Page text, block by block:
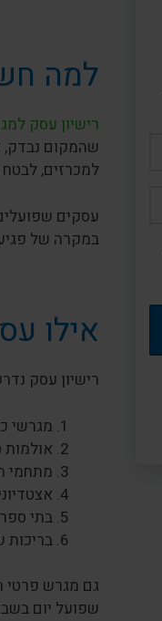
למה
רישיון עסק
שהמקום נבדק,
למכרזים, לבטח
עסקים
במקרה של
אילו
רישיון עסק
מגרשי
אולמות
מתחמי
בתי
בריכות
גם מגרש פרטי
שפועל יום